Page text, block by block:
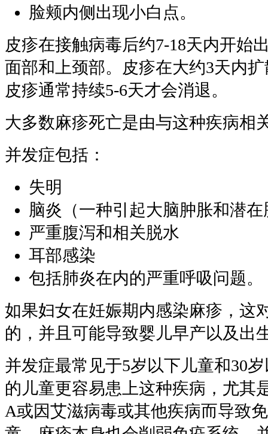
脸颊内侧出现小白点。
皮疹在接触病毒后约7-18天内开始
面部和上颈部。皮疹在大约3天内
皮疹通常持续5-6天才会消退。
大多数麻疹死亡是由与这种疾病相
并发症包括：
失明
脑炎（一种引起大脑肿胀和潜
严重腹泻和相关脱水
耳部感染
包括肺炎在内的严重呼吸问题。
如果妇女在妊娠期内感染麻疹，这
的，并且可能导致婴儿早产以及出
并发症最常见于5岁以下儿童和30
的儿童更容易患上这种疾病，尤其
A或因艾滋病毒或其他疾病而导致